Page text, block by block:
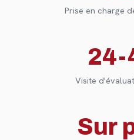
Prise en charge
24-
Visite
Sur